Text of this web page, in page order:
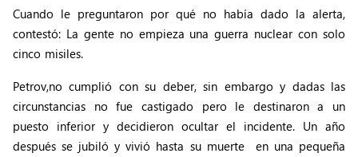
Cuando le preguntaron por qué no había dado la alerta,
contestó: La gente no empieza una guerra nuclear con solo
cinco misiles.
Petrov,no cumplió con su deber, sin embargo y dadas las
circunstancias no fue castigado pero le destinaron a un
puesto inferior y decidieron ocultar el incidente. Un año
después se jubiló y vivió hasta su muerte en una pequeña